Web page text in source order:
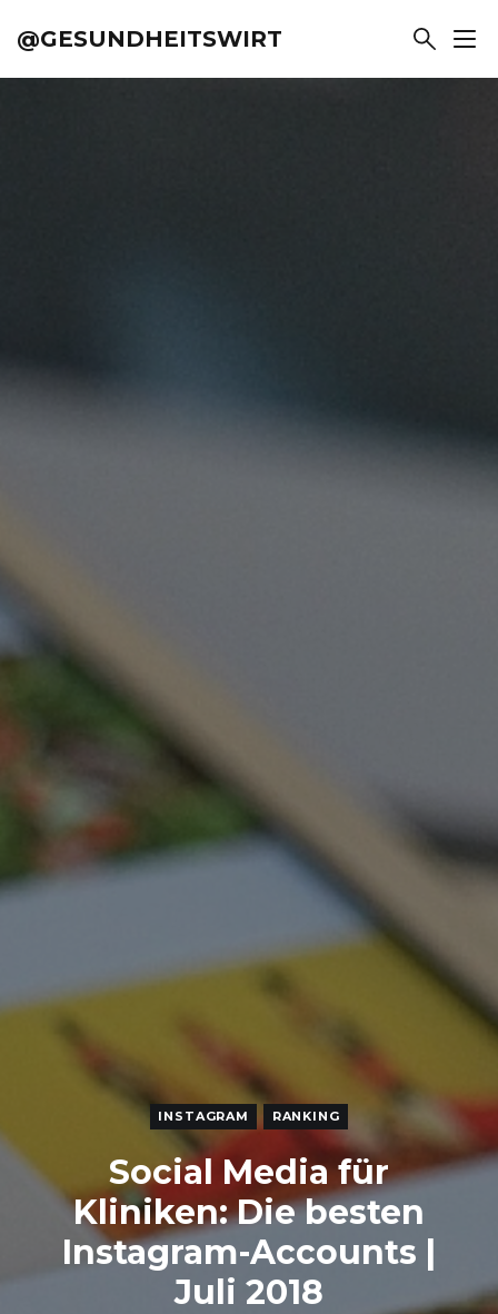
@GESUNDHEITSWIRT
INSTAGRAM RANKING
Social Media für
Kliniken: Die besten
Instagram-Accounts |
Juli 2018